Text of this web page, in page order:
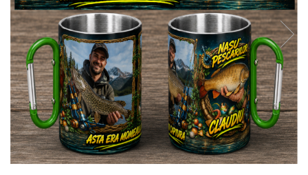
Body bebelusi personalizate
Perne personalizate
Plusuri personalizate
Agende personalizate
Etichete pentru sticla de vin
Cadouri Personalizate Unice
Sorturi Personalizate
Cadouri pentru Doctori
Cadouri Pensionare
Cadouri Profesori